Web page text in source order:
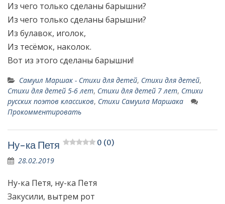
Из чего только сделаны барышни?
Из чего только сделаны барышни?
Из булавок, иголок,
Из тесёмок, наколок.
Вот из этого сделаны барышни!
Самуил Маршак - Стихи для детей, Стихи для детей,
Стихи для детей 5-6 лет, Стихи для детей 7 лет, Стихи
русских поэтов классиков, Стихи Самуила Маршака
Прокомментировать
Ну-ка Петя 0 (0)
28.02.2019
Ну-ка Петя, ну-ка Петя
Закусили, вытрем рот